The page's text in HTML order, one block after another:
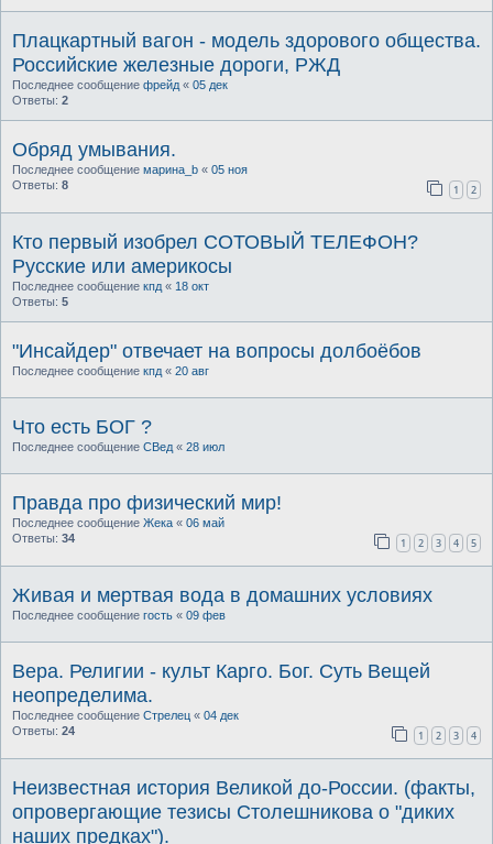
Плацкартный вагон - модель здорового общества.
Российские железные дороги, РЖД
Последнее сообщение фрейд « 05 дек
Ответы: 2
Обряд умывания.
Последнее сообщение марина_b « 05 ноя
Ответы: 8 1 2
Кто первый изобрел СОТОВЫЙ ТЕЛЕФОН?
Русские или америкосы
Последнее сообщение кпд « 18 окт
Ответы: 5
"Инсайдер" отвечает на вопросы долбоёбов
Последнее сообщение кпд « 20 авг
Что есть БОГ ?
Последнее сообщение СВед « 28 июл
Правда про физический мир!
Последнее сообщение Жека « 06 май
Ответы: 34 1 2 3 4 5
Живая и мертвая вода в домашних условиях
Последнее сообщение гость « 09 фев
Вера. Религии - культ Карго. Бог. Суть Вещей
неопределима.
Последнее сообщение Стрелец « 04 дек
Ответы: 24 1 2 3 4
Неизвестная история Великой до-России. (факты,
опровергающие тезисы Столешникова о "диких
наших предках").